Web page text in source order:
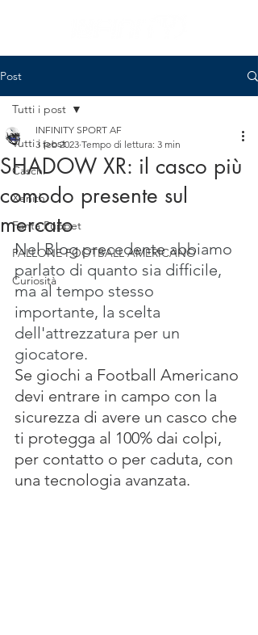
Post
Tutti i post
Caschi
Xenith
Fanta Puppet
PALLONE FOOTBALL AMERICANO
Curiosità
Tutti i post
SHADOW XR: il casco più
comodo presente sul
mercato
INFINITY SPORT AF
3 feb 2023 Tempo di lettura: 3 min
Nel Blog precedente abbiamo
parlato di quanto sia difficile,
ma al tempo stesso
importante, la scelta
dell'attrezzatura per un
giocatore.
Se giochi a Football Americano
devi entrare in campo con la
sicurezza di avere un casco che
ti protegga al 100% dai colpi,
per contatto o per caduta, con
una tecnologia avanzata.